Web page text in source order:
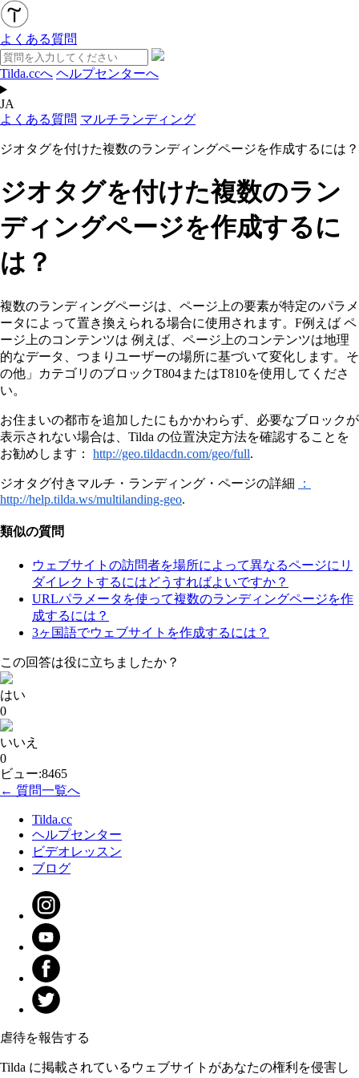
よくある質問
Tilda.ccへ ヘルプセンターへ
JA
よくある質問 マルチランディング
ジオタグを付けた複数のランディングページを作成するには？
ジオタグを付けた複数のラン
ディングページを作成するに
は？
複数のランディングページは、ページ上の要素が特定のパラメ
ータによって置き換えられる場合に使用されます。F例えば ペ
ージ上のコンテンツは 例えば、ページ上のコンテンツは地理
的なデータ、つまりユーザーの場所に基づいて変化します。そ
の他」カテゴリのブロックT804またはT810を使用してくださ
い。
お住まいの都市を追加したにもかかわらず、必要なブロックが
表示されない場合は、Tilda の位置決定方法を確認することを
お勧めします： http://geo.tildacdn.com/geo/full.
ジオタグ付き マルチ・ランディング・ページの詳細
：
http://help.tilda.ws/multilanding-geo.
類似の質問
ウェブサイトの訪問者を場所によって異なるページにリ
ダイレクトするにはどうすればよいですか？
URLパラメータを使って複数のランディングページを作
成するには？
3ヶ国語でウェブサイトを作成するには？
この回答は役に立ちましたか？
はい
0
いいえ
0
ビュー:8465
← 質問一覧へ
Tilda.cc
ヘルプセンター
ビデオレッスン
ブログ
虐待を報告する
Tilda に掲載されているウェブサイトがあなたの権利を侵害し